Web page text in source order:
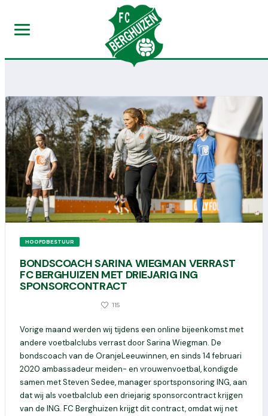
HOOFDBESTUUR
BONDSCOACH SARINA WIEGMAN VERRAST
FC BERGHUIZEN MET DRIEJARIG ING
SPONSORCONTRACT
115
Vorige maand werden wij tijdens een online bijeenkomst met
andere voetbalclubs verrast door Sarina Wiegman. De
bondscoach van de OranjeLeeuwinnen, en sinds 14 februari
2020 ambassadeur meiden- en vrouwenvoetbal, kondigde
samen met Steven Sedee, manager sportsponsoring ING, aan
dat wij als voetbalclub een driejarig sponsorcontract krijgen
van de ING. FC Berghuizen krijgt dit contract, omdat wij net